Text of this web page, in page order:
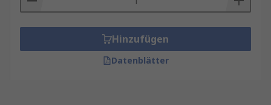
Hinzufügen
Datenblätter